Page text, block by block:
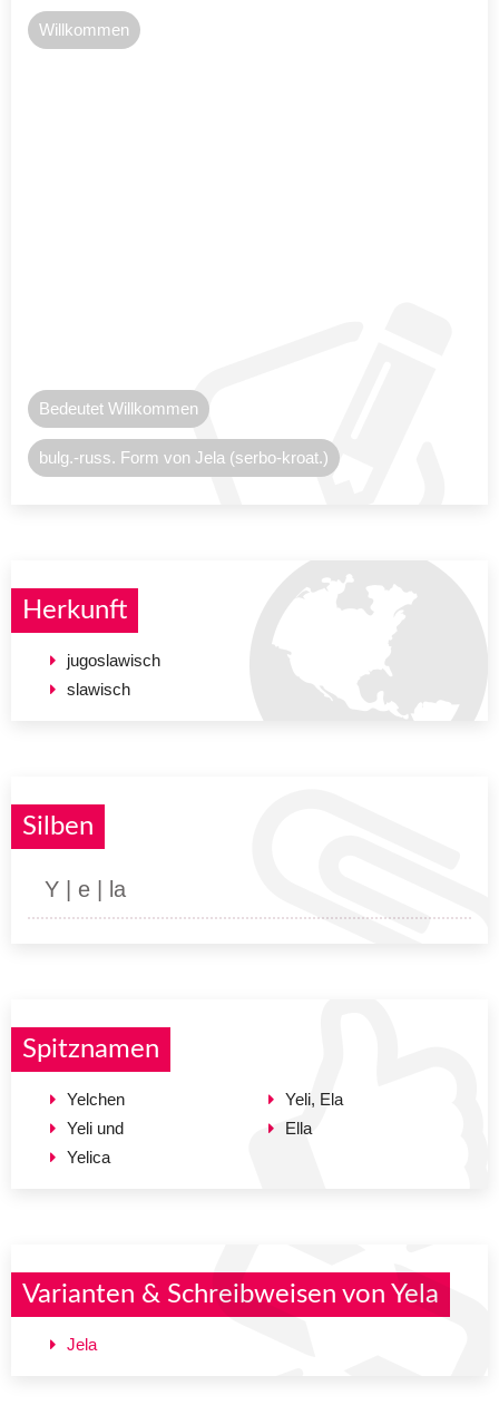
Willkommen
Bedeutet Willkommen
bulg.-russ. Form von Jela (serbo-kroat.)
Herkunft
jugoslawisch
slawisch
Silben
Y | e | la
Spitznamen
Yelchen
Yeli und
Yelica
Yeli, Ela
Ella
Varianten & Schreibweisen von Yela
Jela